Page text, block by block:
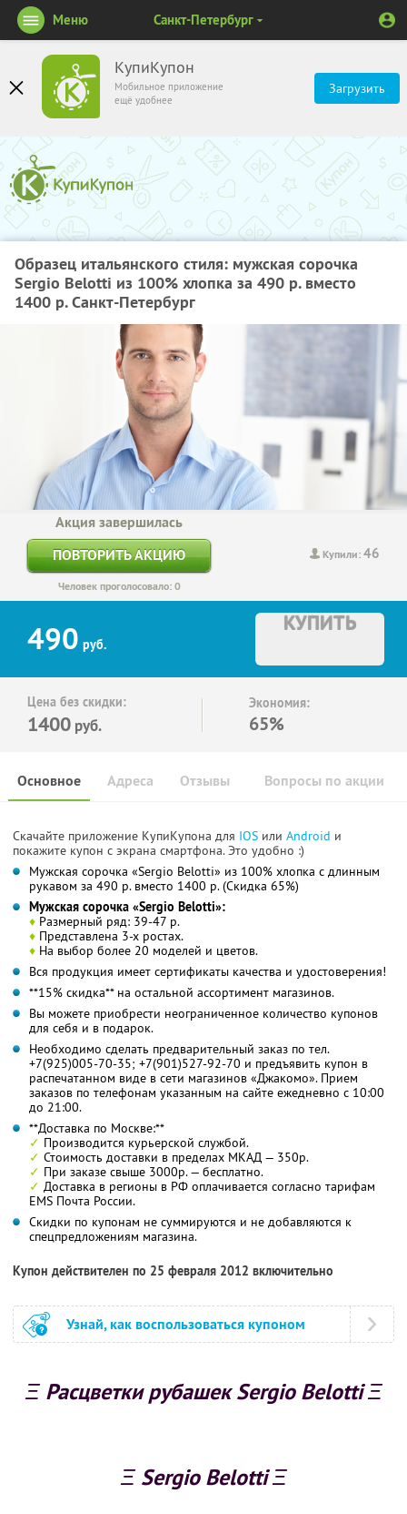
КупиКупон
Мобильное приложение
ещё удобнее
Загрузить
Меню Санкт-Петербург
Образец итальянского стиля: мужская сорочка
Sergio Belotti из 100% хлопка за 490 р. вместо
1400 р. Санкт-Петербург
Купили:46
Акция завершилась
ПОВТОРИТЬ АКЦИЮ
Человек проголосовало: 0
490 руб.
КУПИТЬ
Цена без скидки:
1400 руб.
Экономия:
65%
Основное Отзывы Вопросы по акции
Адреса
Скачайте приложение КупиКупона для IOS или Android и
покажите купон с экрана смартфона. Это удобно :)
Мужская сорочка «Sergio Belotti» из 100% хлопка с длинным
рукавом за 490 р. вместо 1400 р. (Скидка 65%)
Мужская сорочка «Sergio Belotti»:
♦ Размерный ряд: 39-47 р.
♦ Представлена 3-х ростах.
♦ На выбор более 20 моделей и цветов.
Вся продукция имеет сертификаты качества и удостоверения!
**15% скидка** на остальной ассортимент магазинов.
Вы можете приобрести неограниченное количество купонов
для себя и в подарок.
Необходимо сделать предварительный заказ по тел.
+7(925)005-70-35; +7(901)527-92-70 и предъявить купон в
распечатанном виде в сети магазинов «Джакомо». Прием
заказов по телефонам указанным на сайте ежедневно с 10:00
до 21:00.
**Доставка по Москве:**
✓ Производится курьерской службой.
✓ Стоимость доставки в пределах МКАД — 350р.
✓ При заказе свыше 3000р. — бесплатно.
✓ Доставка в регионы в РФ оплачивается согласно тарифам
EMS Почта России.
Скидки по купонам не суммируются и не добавляются к
спецпредложениям магазина.
Купон действителен по 25 февраля 2012 включительно
Узнай, как воспользоваться купоном
Ξ Расцветки рубашек Sergio Belotti Ξ
Ξ Sergio Belotti Ξ